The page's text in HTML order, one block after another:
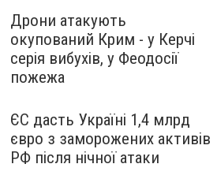
Дрони атакують
окупований Крим - у Керчі
серія вибухів, у Феодосії
пожежа
ЄС дасть Україні 1,4 млрд
євро з заморожених активів
РФ після нічної атаки